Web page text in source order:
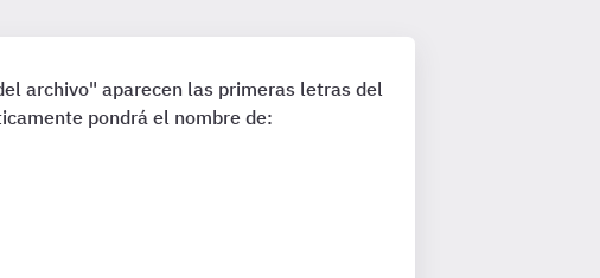
archivo" aparecen las primeras letras del
pondrá el nombre de: